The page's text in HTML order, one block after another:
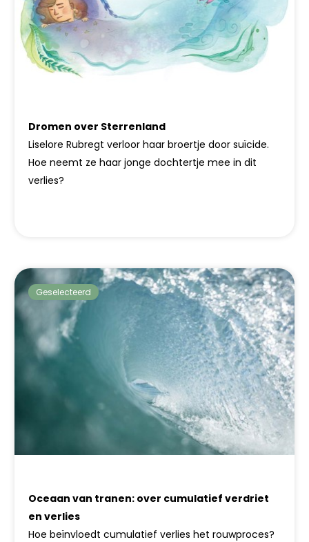
Dromen over Sterrenland
Liselore Rubregt verloor haar broertje door suïcide.
Hoe neemt ze haar jonge dochtertje mee in dit
verlies?
Geselecteerd
Oceaan van tranen: over cumulatief verdriet
en verlies
Hoe beïnvloedt cumulatief verlies het rouwproces?